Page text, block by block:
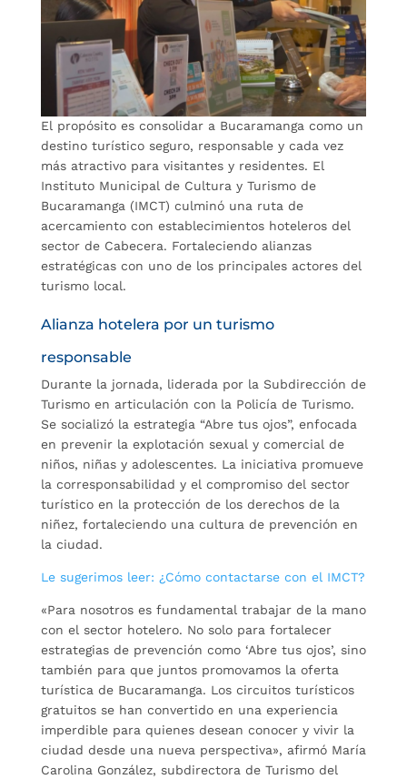
El propósito es consolidar a Bucaramanga como un
destino turístico seguro, responsable y cada vez
más atractivo para visitantes y residentes. El
Instituto Municipal de Cultura y Turismo de
Bucaramanga (IMCT) culminó una ruta de
acercamiento con establecimientos hoteleros del
sector de Cabecera. Fortaleciendo alianzas
estratégicas con uno de los principales actores del
turismo local.
Alianza hotelera por un turismo
responsable
Durante la jornada, liderada por la Subdirección de
Turismo en articulación con la Policía de Turismo.
Se socializó la estrategia “Abre tus ojos”, enfocada
en prevenir la explotación sexual y comercial de
niños, niñas y adolescentes. La iniciativa promueve
la corresponsabilidad y el compromiso del sector
turístico en la protección de los derechos de la
niñez, fortaleciendo una cultura de prevención en
la ciudad.
Le sugerimos leer: ¿Cómo contactarse con el IMCT?
«Para nosotros es fundamental trabajar de la mano
con el sector hotelero. No solo para fortalecer
estrategias de prevención como ‘Abre tus ojos’, sino
también para que juntos promovamos la oferta
turística de Bucaramanga. Los circuitos turísticos
gratuitos se han convertido en una experiencia
imperdible para quienes desean conocer y vivir la
ciudad desde una nueva perspectiva», afirmó María
Carolina González, subdirectora de Turismo del